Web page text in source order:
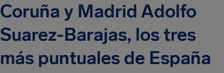
Coruña y Madrid Adolfo
Suarez-Barajas, los tres
más puntuales de España